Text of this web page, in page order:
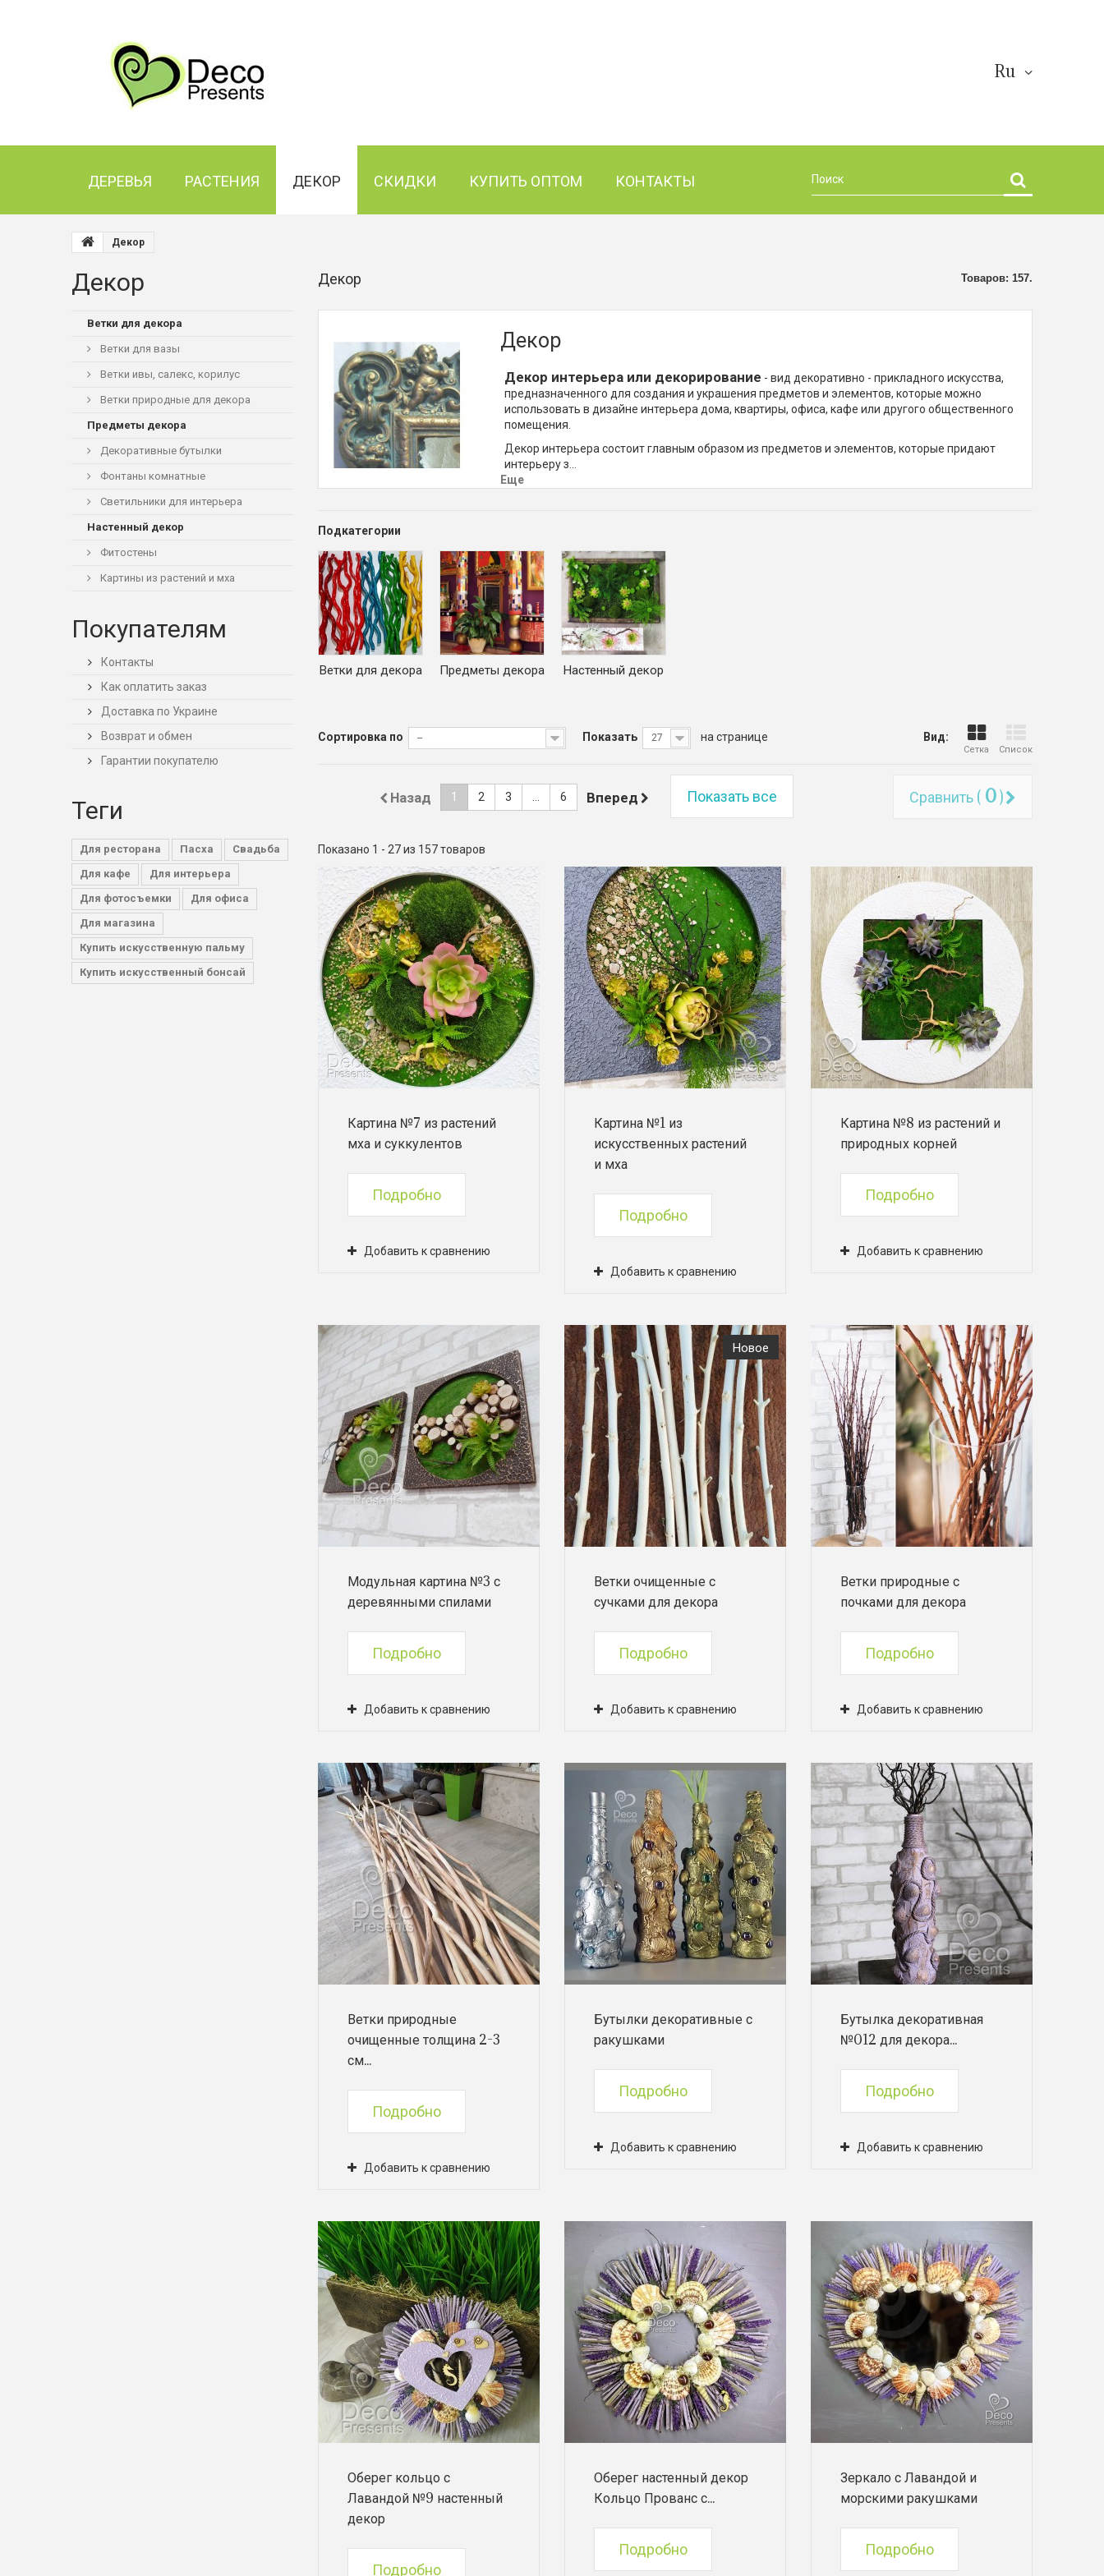
Ru
ДЕРЕВЬЯ РАСТЕНИЯ ДЕКОР СКИДКИ КУПИТЬ ОПТОМ КОНТАКТЫ
Декор
Декор Товаров: 157.
Декор
Декор интерьера или декорирование - вид декоративно - прикладного искусства,
предназначенного для создания и украшения предметов и элементов, которые можно
использовать в дизайне интерьера дома, квартиры, офиса, кафе или другого общественного
помещения.
Декор интерьера состоит главным образом из предметов и элементов, которые придают
интерьеру з...
Еще
Подкатегории
Ветки для декора Предметы декора Настенный декор
Вид:
Сетка Список
Сортировка по -- Показать 27 на странице
Сравнить ( 0)
Показать все
Назад 1 2 3 6 Вперед
Показано 1 - 27 из 157 товаров
Картина №7 из растений
мха и суккулентов
Подробно
Добавить к сравнению
Картина №1 из
искусственных растений
и мха
Подробно
Добавить к сравнению
Картина №8 из растений и
природных корней
Подробно
Добавить к сравнению
Модульная картина №3 с
деревянными спилами
Подробно
Добавить к сравнению
Новое
Ветки очищенные с
сучками для декора
Подробно
Добавить к сравнению
Ветки природные с
почками для декора
Подробно
Добавить к сравнению
Ветки природные
очищенные толщина 2-3
см...
Подробно
Добавить к сравнению
Бутылки декоративные с
ракушками
Подробно
Добавить к сравнению
Бутылка декоративная
№012 для декора...
Подробно
Добавить к сравнению
Оберег кольцо с
Лавандой №9 настенный
декор
Подробно
Оберег настенный декор
Кольцо Прованс с...
Подробно
Зеркало с Лавандой и
морскими ракушками
Подробно
Декор
Ветки для декора
Ветки для вазы
Ветки ивы, салекс, корилус
Ветки природные для декора
Предметы декора
Декоративные бутылки
Фонтаны комнатные
Светильники для интерьера
Настенный декор
Фитостены
Картины из растений и мха
Покупателям
Контакты
Как оплатить заказ
Доставка по Украине
Возврат и обмен
Гарантии покупателю
Теги
Для ресторана Пасха
Свадьба
Для кафе
Для интерьера
Для фотосъемки
Для офиса
Для магазина
Купить искусственную пальму
Купить искусственный бонсай